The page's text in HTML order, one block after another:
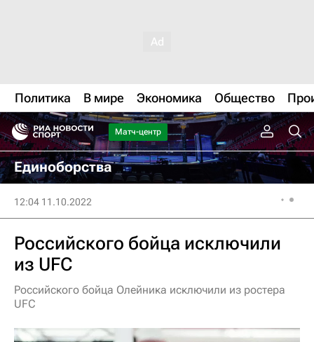
Политика В мире Экономика Общество
Матч-центр
Единоборства
12:04 11.10.2022
Российского бойца исключили
из UFC
Российского бойца Олейника исключили из ростера
UFC